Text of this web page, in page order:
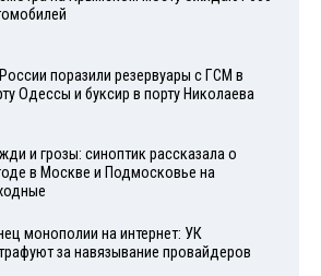
поразили резервуары с ГСМ в
Одессы и буксир в порту Николаева
и грозы: синоптик рассказала о
в Москве и Подмосковье на
монополии на интернет: УК
за навязывание провайдеров